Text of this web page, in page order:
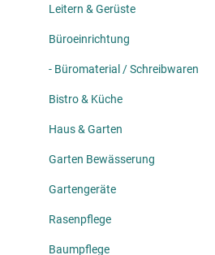
Leitern & Gerüste
Büroeinrichtung
- Büromaterial / Schreibwaren
Bistro & Küche
Haus & Garten
Garten Bewässerung
Gartengeräte
Rasenpflege
Baumpflege